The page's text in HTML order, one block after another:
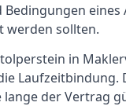
Bedingungen
werden sollten.
in
Laufzeitbindung.
lange der Vertrag